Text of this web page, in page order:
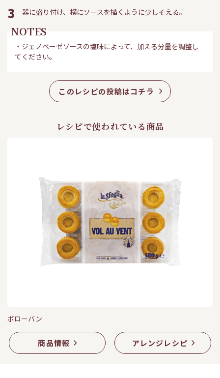
3 器に盛り付け、横にソースを描くように少しそえる。
NOTES
・ジェノベーゼソースの塩味によって、加える分量を調整し
てください。
このレシピの投稿はコチラ
レシピで使われている商品
ボローバン
商品情報 アレンジレシピ